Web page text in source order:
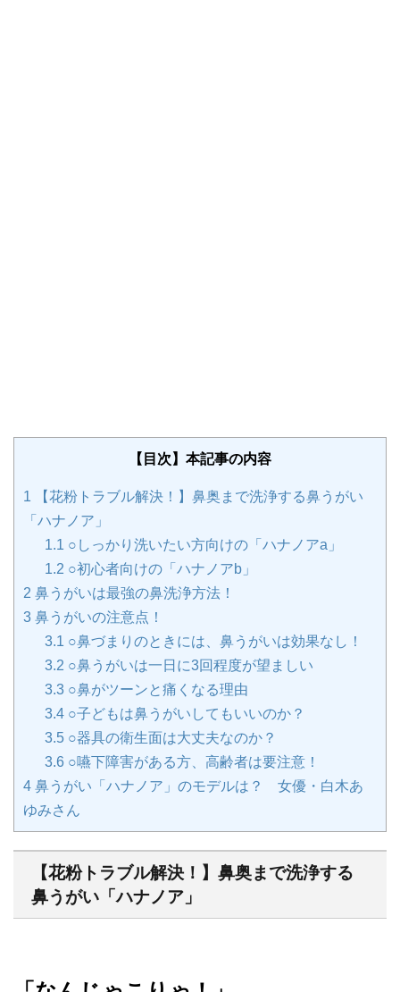
【目次】本記事の内容
1 【花粉トラブル解決！】鼻奥まで洗浄する鼻うがい
「ハナノア」
1.1 ○しっかり洗いたい方向けの「ハナノアa」
1.2 ○初心者向けの「ハナノアb」
2 鼻うがいは最強の鼻洗浄方法！
3 鼻うがいの注意点！
3.1 ○鼻づまりのときには、鼻うがいは効果なし！
3.2 ○鼻うがいは一日に3回程度が望ましい
3.3 ○鼻がツーンと痛くなる理由
3.4 ○子どもは鼻うがいしてもいいのか？
3.5 ○器具の衛生面は大丈夫なのか？
3.6 ○嚥下障害がある方、高齢者は要注意！
4 鼻うがい「ハナノア」のモデルは？ 女優・白木あ
ゆみさん
【花粉トラブル解決！】鼻奥まで洗浄する
鼻うがい「ハナノア」